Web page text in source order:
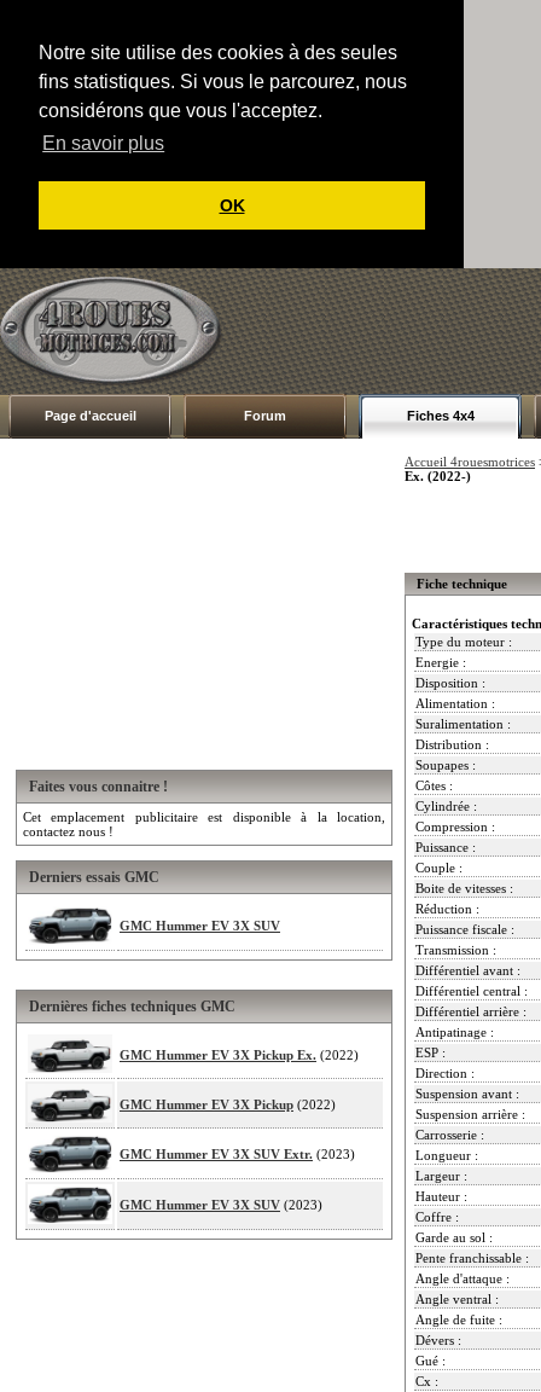
Notre site utilise des cookies à des seules
fins statistiques. Si vous le parcourez, nous
considérons que vous l'acceptez.
En savoir plus
OK
Page d'accueil Forum Fiches 4x4
Faites vous connaitre !
Cet emplacement publicitaire est disponible à la location,
contactez nous !
Derniers essais GMC
GMC Hummer EV 3X SUV
Dernières fiches techniques GMC
GMC Hummer EV 3X Pickup Ex. (2022)
GMC Hummer EV 3X Pickup (2022)
GMC Hummer EV 3X SUV Extr. (2023)
GMC Hummer EV 3X SUV (2023)
Accueil 4rouesmotrices
Ex. (2022-)
Fiche technique
Caractéristiques
Type du moteur :
Energie :
Disposition :
Alimentation :
Suralimentation :
Distribution :
Soupapes :
Côtes :
Cylindrée :
Compression :
Puissance :
Couple :
Boite de vitesses :
Réduction :
Puissance fiscale :
Transmission :
Différentiel avant :
Différentiel central :
Différentiel arrière :
Antipatinage :
ESP :
Direction :
Suspension avant :
Suspension arrière :
Carrosserie :
Longueur :
Largeur :
Hauteur :
Coffre :
Garde au sol :
Pente franchissable :
Angle d'attaque :
Angle ventral :
Angle de fuite :
Dévers :
Gué :
Cx :